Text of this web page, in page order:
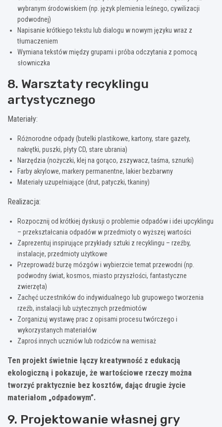
wybranym środowiskiem (np. język plemienia leśnego, cywilizacji
podwodnej)
Napisanie krótkiego tekstu lub dialogu w nowym języku wraz z
tłumaczeniem
Wymiana tekstów między grupami i próba odczytania z pomocą
słowniczka
8. Warsztaty recyklingu
artystycznego
Materiały:
Różnorodne odpady (butelki plastikowe, kartony, stare gazety,
nakrętki, puszki, płyty CD, stare ubrania)
Narzędzia (nożyczki, klej na gorąco, zszywacz, taśma, sznurki)
Farby akrylowe, markery permanentne, lakier bezbarwny
Materiały uzupełniające (drut, patyczki, tkaniny)
Realizacja:
Rozpocznij od krótkiej dyskusji o problemie odpadów i idei upcyklingu
– przekształcania odpadów w przedmioty o wyższej wartości
Zaprezentuj inspirujące przykłady sztuki z recyklingu – rzeźby,
instalacje, przedmioty użytkowe
Przeprowadź burzę mózgów i wybierzcie temat przewodni (np.
podwodny świat, kosmos, miasto przyszłości, fantastyczne
zwierzęta)
Zachęć uczestników do indywidualnego lub grupowego tworzenia
rzeźb, instalacji lub użytecznych przedmiotów
Zorganizuj wystawę prac z opisami procesu twórczego i
wykorzystanych materiałów
Zaproś innych uczniów lub rodziców na wernisaż
Ten projekt świetnie łączy kreatywność z edukacją
ekologiczną i pokazuje, że wartościowe rzeczy można
tworzyć praktycznie bez kosztów, dając drugie życie
materiałom „odpadowym”.
9. Projektowanie własnej gry